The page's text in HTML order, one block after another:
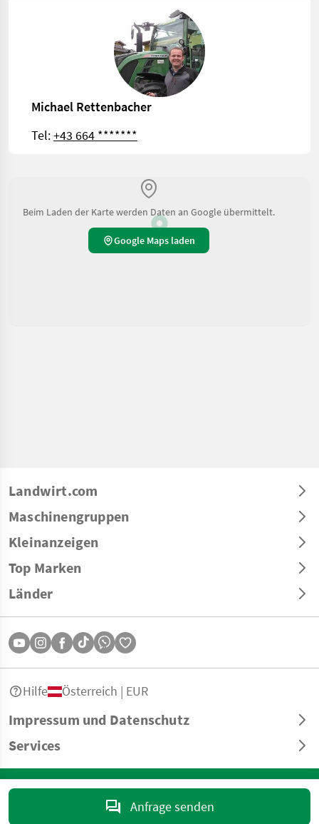
Michael Rettenbacher
Tel:+43 664 *******
Beim Laden der Karte werden Daten an Google übermittelt.
Google Maps laden
Anfrage senden
Landwirt.com
Maschinengruppen
Kleinanzeigen
Top Marken
Länder
Impressum und Datenschutz
Services
Hilfe Österreich | EUR
© Copyright 2026 Landwirt.com GmbH Alle Rechte vorbehalten. Alle
Angaben ohne Gewähr - Druck- und Satzfehler vorbehalten.